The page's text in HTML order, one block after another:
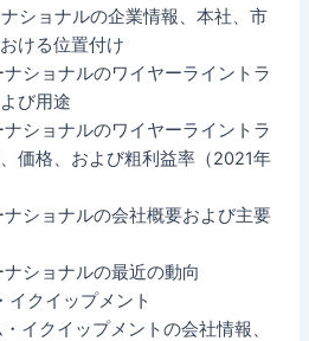
ショナルの企業情報、本社、市
ける位置付け
ショナルのワイヤーライントラ
び用途
ショナルのワイヤーライントラ
価格、および粗利益率（2021年
ナショナルの会社概要および主要
ショナルの最近の動向
イクイップメント
イクイップメントの会社情報、